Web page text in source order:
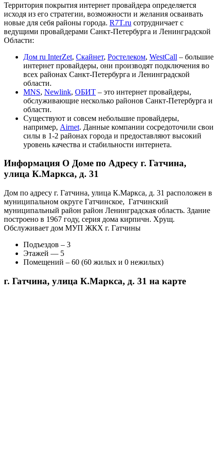
Территория покрытия интернет провайдера определяется
исходя из его стратегии, возможности и желания осваивать
новые для себя районы города. R7T.ru сотрудничает с
ведущими провайдерами Санкт-Петербурга и Ленинградской
Области:
Дом ru InterZet, Скайнет, Ростелеком, WestCall – большие
интернет провайдеры, они производят подключения во
всех районах Санкт-Петербурга и Ленинградской
области.
MNS, Newlink, ОБИТ – это интернет провайдеры,
обслуживающие несколько районов Санкт-Петербурга и
области.
Существуют и совсем небольшие провайдеры,
например, Airnet. Данные компании сосредоточили свои
силы в 1-2 районах города и предоставляют высокий
уровень качества и стабильности интернета.
Информация О Доме по Адресу г. Гатчина,
улица К.Маркса, д. 31
Дом по адресу г. Гатчина, улица К.Маркса, д. 31 расположен в
муниципальном округе Гатчинское, Гатчинский
муниципальный район район Ленинградская область. Здание
построено в 1967 году, серия дома кирпичн. Хрущ.
Обслуживает дом МУП ЖКХ г. Гатчины
Подъездов – 3
Этажей — 5
Помещений – 60 (60 жилых и 0 нежилых)
г. Гатчина, улица К.Маркса, д. 31 на карте